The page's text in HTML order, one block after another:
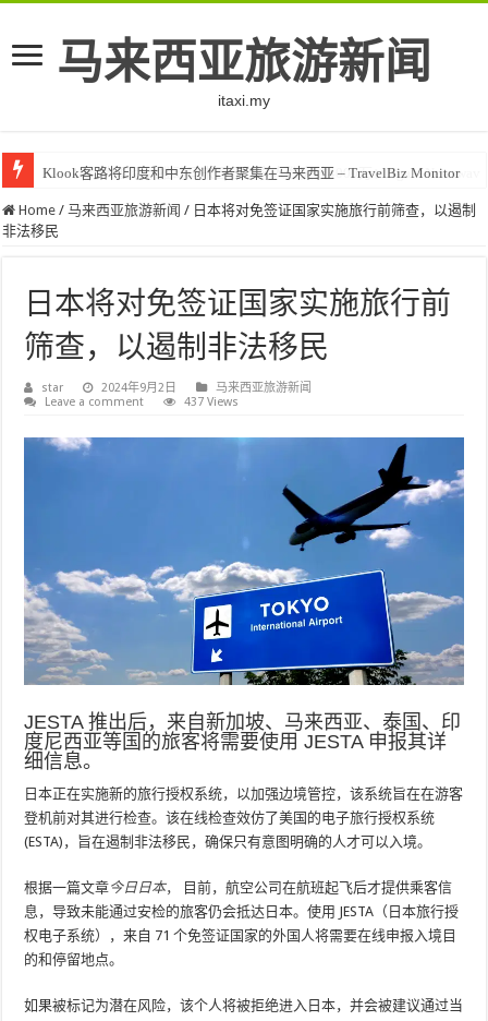
马来西亚旅游新闻
itaxi.my
Klook客路将印度和中东创作者聚集在马来西亚 – TravelBiz Monitor
Home / 马来西亚旅游新闻 / 日本将对免签证国家实施旅行前筛查，以遏制
非法移民
日本将对免签证国家实施旅行前
筛查，以遏制非法移民
star 2024年9月2日
马来西亚旅游新闻
Leave a comment
437 Views
JESTA 推出后，来自新加坡、马来西亚、泰国、印
度尼西亚等国的旅客将需要使用 JESTA 申报其详
细信息。
日本正在实施新的旅行授权系统，以加强边境管控，该系统旨在在游客
登机前对其进行检查。该在线检查效仿了美国的电子旅行授权系统
(ESTA)，旨在遏制非法移民，确保只有意图明确的人才可以入境。
根据一篇文章今日日本，
目前，航空公司在航班起飞后才提供乘客信
息，导致未能通过安检的旅客仍会抵达日本。使用 JESTA（日本旅行授
权电子系统），来自 71 个免签证国家的外国人将需要在线申报入境目
的和停留地点。
如果被标记为潜在风险，该个人将被拒绝进入日本，并会被建议通过当